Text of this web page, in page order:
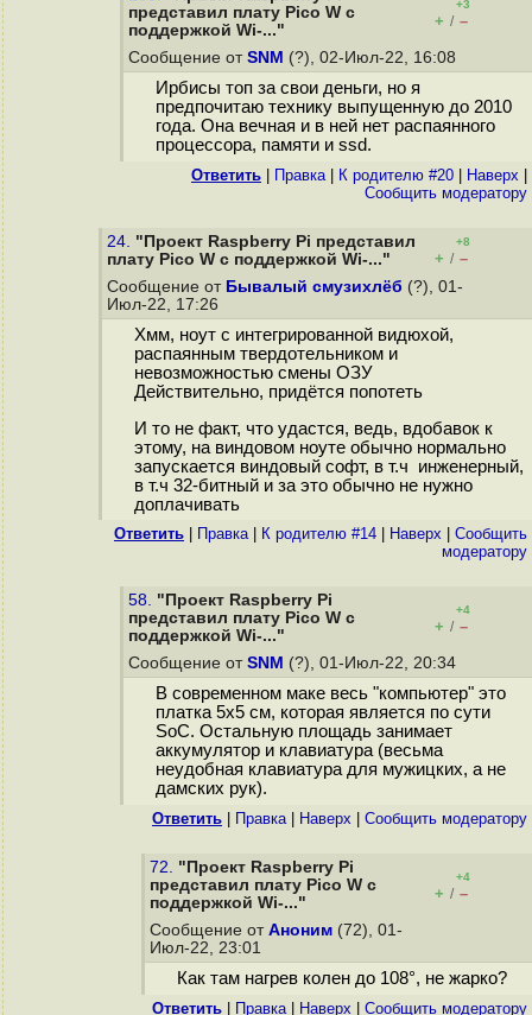
представил плату Pico W с
поддержкой Wi-..."
+3
+ / –
Сообщение от SNM (?), 02-Июл-22, 16:08
Ирбисы топ за свои деньги, но я
предпочитаю технику выпущенную до 2010
года. Она вечная и в ней нет распаянного
процессора, памяти и ssd.
Ответить Правка| К родителю #20 Наверх
Cообщить модератору
24. "Проект Raspberry Pi представил
плату Pico W с поддержкой Wi-..."
+8
+ / –
Сообщение от Бывалый смузихлёб (?), 01-
Июл-22, 17:26
Хмм, ноут с интегрированной видюхой,
распаянным твердотельником и
невозможностью смены ОЗУ
Действительно, придётся попотеть
И то не факт, что удастся, ведь, вдобавок к
этому, на виндовом ноуте обычно нормально
запускается виндовый софт, в т.ч инженерный,
в т.ч 32-битный и за это обычно не нужно
доплачивать
Ответить Правка| К родителю #14 Наверх
Cообщить
модератору
58. "Проект Raspberry Pi
представил плату Pico W с
поддержкой Wi-..."
+4
+ / –
Сообщение от SNM (?), 01-Июл-22, 20:34
В современном маке весь "компьютер" это
платка 5х5 см, которая является по сути
SoC. Остальную площадь занимает
аккумулятор и клавиатура (весьма
неудобная клавиатура для мужицких, а не
дамских рук).
Ответить Правка| Наверх Cообщить модератору
72. "Проект Raspberry Pi
представил плату Pico W с
поддержкой Wi-..."
+4
+ / –
Сообщение от Аноним (72), 01-
Июл-22, 23:01
Как там нагрев колен до 108°, не жарко?
Ответить Правка| Наверх Cообщить модератору